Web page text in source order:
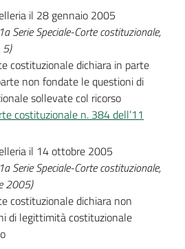
il 28 gennaio 2005
Serie Speciale-Corte costituzionale,
costituzionale dichiara in parte
non fondate le questioni di
sollevate col ricorso
costituzionale n. 384 dell’11
il 14 ottobre 2005
Serie Speciale-Corte costituzionale,
2005)
costituzionale dichiara non
di legittimità costituzionale